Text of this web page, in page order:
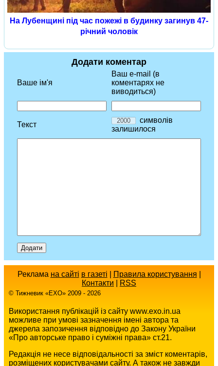
На Лубенщині під час пожежі в будинку загинув 47-
річний чоловік
Додати коментар
Ваше ім'я
Ваш e-mail (в
коментарях не
виводиться)
Текст
символів
залишилося
Реклама на сайті в газеті Правила користування
Контакти
RSS
© Тижневик «EХO» 2009 - 2026
Використання публікацій із сайту www.exo.in.ua
можливе при умові зазначення імені автора та
джерела запозичення відповідно до Закону України
«Про авторське право і суміжні права» ст.21.
Редакція не несе відповідальності за зміст коментарів,
розміщених користувачами сайту. А також не завжди